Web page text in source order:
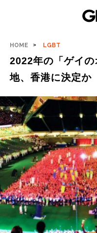
HOME LGBT
2022年の「ゲイ
地、香港に決定か